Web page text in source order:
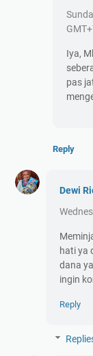
Iya,
pas
Reply
Dewi
hati ya
dana
ingin
Reply